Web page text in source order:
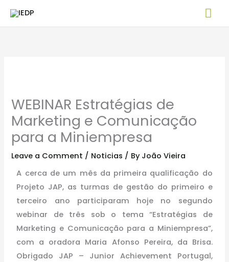
WEBINAR Estratégias de
Marketing e Comunicação
para a Miniempresa
Leave a Comment / Noticias / By João Vieira
A cerca de um mês da primeira qualificação do
Projeto JAP, as turmas de gestão do primeiro e
terceiro ano participaram hoje no segundo
webinar de três sob o tema “Estratégias de
Marketing e Comunicação para a Miniempresa”,
com a oradora Maria Afonso Pereira, da Brisa.
Obrigado JAP – Junior Achievement Portugal,